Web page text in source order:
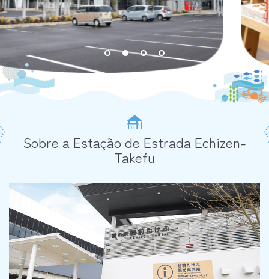
1 2 3 4
Sobre a Estação de Estrada Echizen-
Takefu